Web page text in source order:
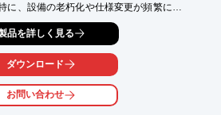
に、設備の老朽化や仕様変更が頻繁に発
界では、常に最新の状態を把握し、リス
られます。本チェックリストは、現状の
間で確認し、保守計画の精度向上を支援
面確認
品を詳しく見る
ダウンロード
お問い合わせ